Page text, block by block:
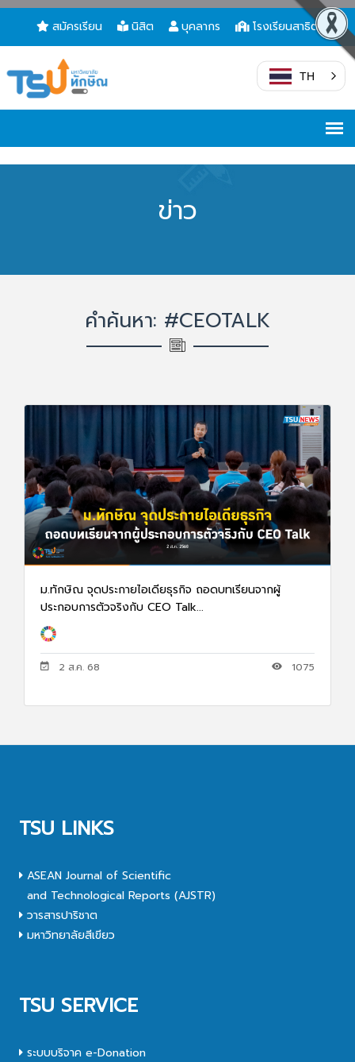
สมัครเรียน นิสิต บุคลากร โรงเรียนสาธิต
TH
ข่าว
คำค้นหา: #CEOTALK
ม.ทักษิณ จุดประกายไอเดียธุรกิจ ถอดบทเรียนจากผู้
ประกอบการตัวจริงกับ CEO Talk...
2 ส.ค. 68 1075
TSU LINKS
ASEAN Journal of Scientific
and Technological Reports (AJSTR)
วารสารปาริชาต
มหาวิทยาลัยสีเขียว
TSU SERVICE
ระบบบริจาค e-Donation